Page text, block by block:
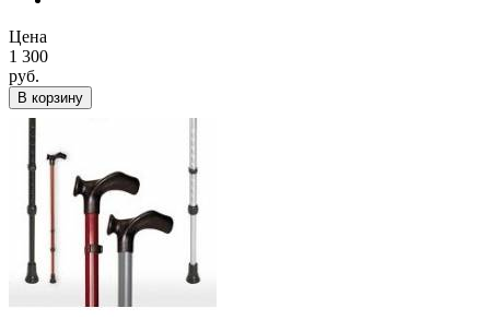
Цена
1 300
руб.
В корзину